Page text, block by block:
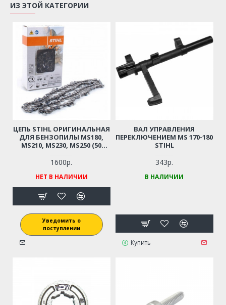
ИЗ ЭТОЙ КАТЕГОРИИ
ЦЕПЬ STIHL ОРИГИНАЛЬНАЯ
ДЛЯ БЕНЗОПИЛЫ MS180,
MS210, MS230, MS250 (50
1600р.
НЕТ В НАЛИЧИИ
Уведомить о
поступлении
ВАЛ УПРАВЛЕНИЯ
ПЕРЕКЛЮЧЕНИЕМ MS 170-180
STIHL
343р.
В НАЛИЧИИ
Купить